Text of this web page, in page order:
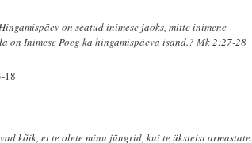
on seatud inimese jaoks, mitte inimene
on Inimese Poeg ka hingamispäeva isand.? Mk 2:27-28
18
kõik, et te olete minu jüngrid, kui te üksteist